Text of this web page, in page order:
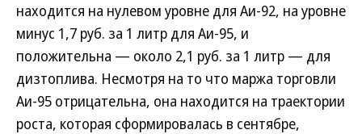
находится на нулевом уровне для Аи-92, на уровне
минус 1,7 руб. за 1 литр для Аи-95, и
положительна — около 2,1 руб. за 1 литр — для
дизтоплива. Несмотря на то что маржа торговли
Аи-95 отрицательна, она находится на траектории
роста, которая сформировалась в сентябре,